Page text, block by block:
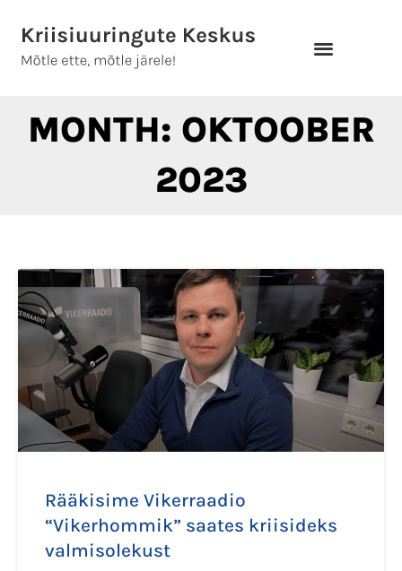
content
MONTH: OKTOOBER
2023
Rääkisime Vikerraadio
“Vikerhommik” saates kriisideks
valmisolekust